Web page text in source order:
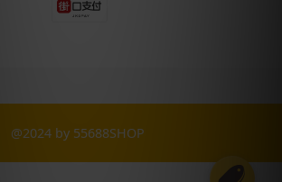
@2024 by 55688SHOP